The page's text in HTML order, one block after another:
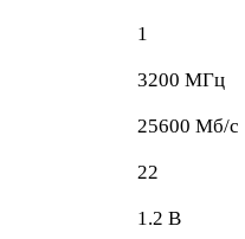
1
3200 МГц
25600 Мб/с
22
1.2 В